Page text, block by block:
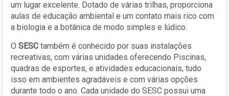
um lugar excelente. Dotado de várias trilhas, proporciona
aulas de educação ambiental e um contato mais rico com
a biologia e a botânica de modo simples e lúdico.
O SESC também é conhecido por suas instalações
recreativas, com várias unidades oferecendo Piscinas,
quadras de esportes, e atividades educacionais, tudo
isso em ambientes agradáveis e com várias opções
durante todo o ano. Cada unidade do SESC possui uma